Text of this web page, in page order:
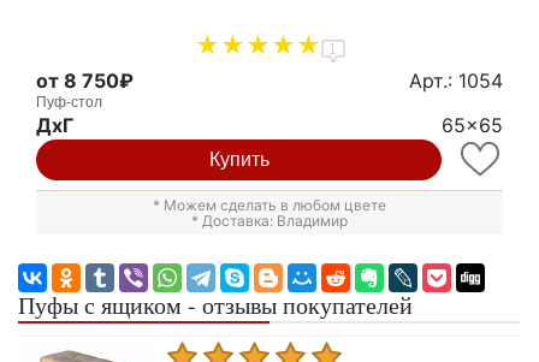
1
от 8 750₽ Арт.: 1054
Пуф-стол
ДxГ 65x65
Купить
* Можем сделать в любом цвете
* Доставка: Владимир
Пуфы с ящиком - отзывы покупателей